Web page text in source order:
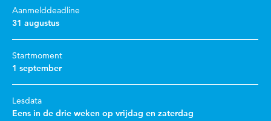
Aanmelddeadline
31 augustus
Startmoment
1 september
Lesdata
Eens in de drie weken op vrijdag en zaterdag